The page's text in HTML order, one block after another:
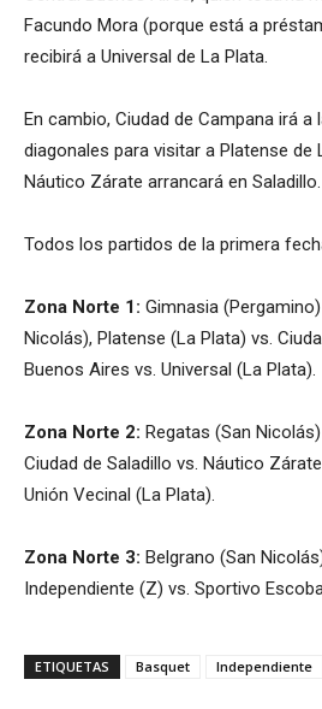
Facundo Mora (porque está a
recibirá a Universal de La Plata.
En cambio, Ciudad de Campana irá a
diagonales para visitar a Platense de
Náutico Zárate arrancará en Saladillo.
Todos los partidos de la primera
Zona Norte 1: Gimnasia
Nicolás), Platense (La Plata) vs.
Buenos Aires vs. Universal (La Plata).
Zona Norte 2: Regatas (San
Ciudad de Saladillo vs. Náutico
Unión Vecinal (La Plata).
Zona Norte 3: Belgrano (San
Independiente (Z) vs. Sportivo
ETIQUETAS Basquet Independiente